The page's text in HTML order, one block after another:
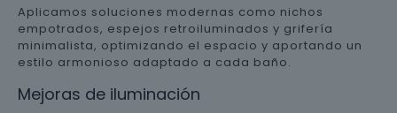
Aplicamos soluciones modernas como nichos
empotrados, espejos retroiluminados y grifería
minimalista, optimizando el espacio y aportando un
estilo armonioso adaptado a cada baño.
Mejoras de iluminación